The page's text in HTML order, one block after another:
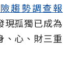
趨勢調查報
現孤獨已成為
、心、財三重